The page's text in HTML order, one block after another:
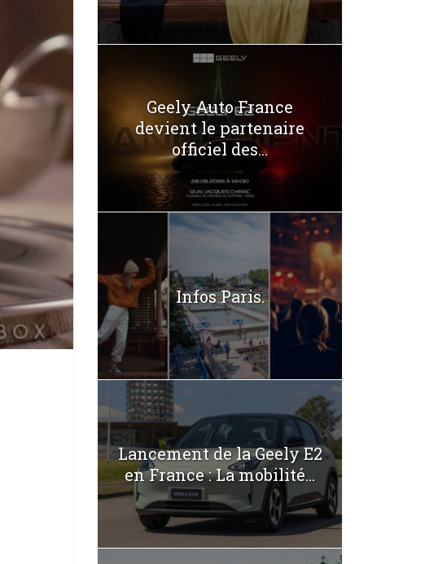
Geely Auto France
devient le partenaire
officiel des...
Infos Paris.
Lancement de la Geely E2
en France : La mobilité...